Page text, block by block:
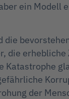
ein Modell
die
die erhebliche
Katastrophe
der